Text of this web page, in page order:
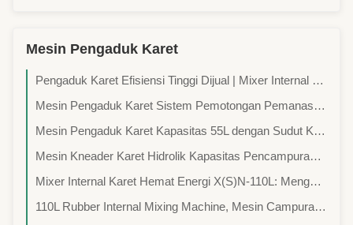
Mesin Pengaduk Karet
Pengaduk Karet Efisiensi Tinggi Dijual | Mixer Internal Karet Industri & volume rongga 35L
Mesin Pengaduk Karet Sistem Pemotongan Pemanas Listrik dengan Kapasitas 9500KG dan Kapasitas Pencampuran 55 L
Mesin Pengaduk Karet Kapasitas 55L dengan Sudut Kemiringan 140° dan Pendingin Air untuk Pencampuran Karet Otomatis
Mesin Kneader Karet Hidrolik Kapasitas Pencampuran 55L dengan Kontrol PLC untuk Pemrosesan Karet yang Efisien
Mixer Internal Karet Hemat Energi X(S)N-110L: Menghemat Tenaga Kerja, Tingkat Kegagalan Rendah, Pengoperasian Tanpa Gangguan.
110L Rubber Internal Mixing Machine, Mesin Campuran Karet Segel, Peralatan Campuran Presisi Tinggi, Mesin Campuran Karet dan Plastik